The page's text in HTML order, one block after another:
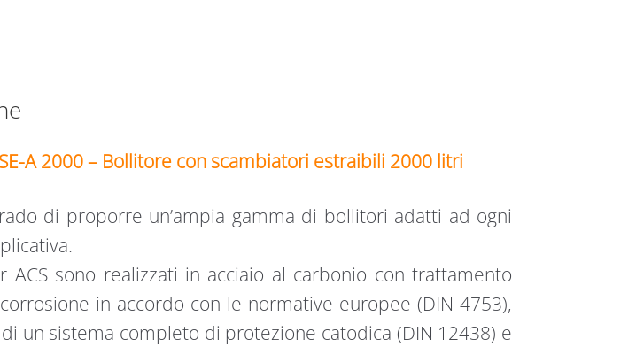
A 2000 – Bollitore con scambiatori estraibili 2000 litri
di proporre un’ampia gamma di bollitori adatti ad ogni
ACS sono realizzati in acciaio al carbonio con trattamento
in accordo con le normative europee (DIN 4753),
un sistema completo di protezione catodica (DIN 12438) e